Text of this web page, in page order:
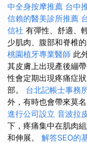
中全身按摩推薦 台中
信賴的醫美診所推薦
信社 有彈性、舒適、
少肌肉、腹部和脊椎的
桃園植牙專業醫師 此
其皮膚上出現產後繃
性會定期出現疼痛症
部。 台北記帳士事務
外，有時也會帶來莫
進行公司設立 音波拉
下，疼痛集中在肌肉
和伸展。 解答SEO的